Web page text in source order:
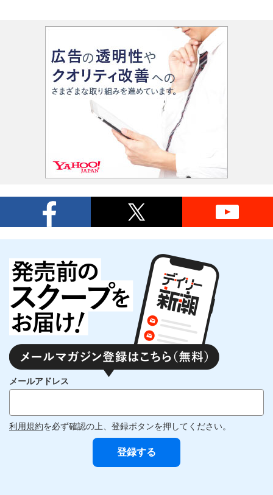
メールアドレス
利用規約を必ず確認の上、登録ボタンを押してください。